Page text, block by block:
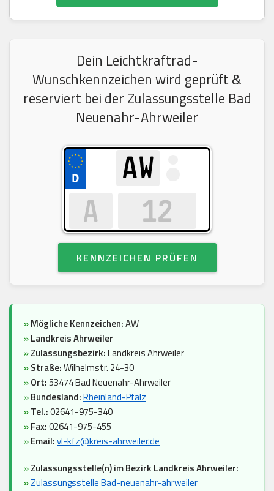
Dein Leichtkraftrad-
Wunschkennzeichen wird geprüft &
reserviert bei der Zulassungsstelle Bad
Neuenahr-Ahrweiler
KENNZEICHEN PRÜFEN
»Mögliche Kennzeichen:AW
»Landkreis Ahrweiler
»Zulassungsbezirk:Landkreis Ahrweiler
»Straße:Wilhelmstr. 24-30
»Ort:53474 Bad Neuenahr-Ahrweiler
»Bundesland:Rheinland-Pfalz
»Tel.:02641-975-340
»Fax:02641-975-455
»Email:vl-kfz@kreis-ahrweiler.de
»Zulassungsstelle(n) im Bezirk Landkreis Ahrweiler:
»Zulassungsstelle Bad-neuenahr-ahrweiler